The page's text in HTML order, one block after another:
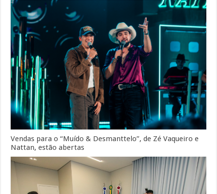
Vendas para o “Muído & Desmanttelo”, de Zé Vaqueiro e
Nattan, estão abertas